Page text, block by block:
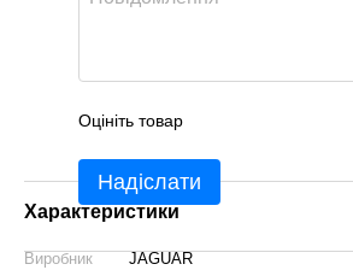
Оцініть товар
Надіслати
Характеристики
Виробник JAGUAR